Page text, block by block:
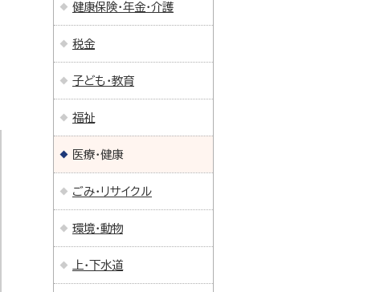
健康保険・年金・介護
税金
子ども・教育
福祉
医療・健康
ごみ・リサイクル
環境・動物
上・下水道